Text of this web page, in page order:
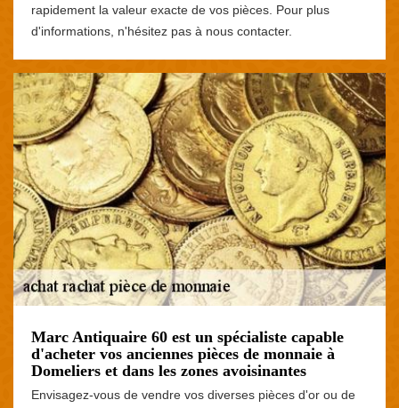
rapidement la valeur exacte de vos pièces. Pour plus
d'informations, n'hésitez pas à nous contacter.
Marc Antiquaire 60 est un spécialiste capable
d'acheter vos anciennes pièces de monnaie à
Domeliers et dans les zones avoisinantes
Envisagez-vous de vendre vos diverses pièces d'or ou de